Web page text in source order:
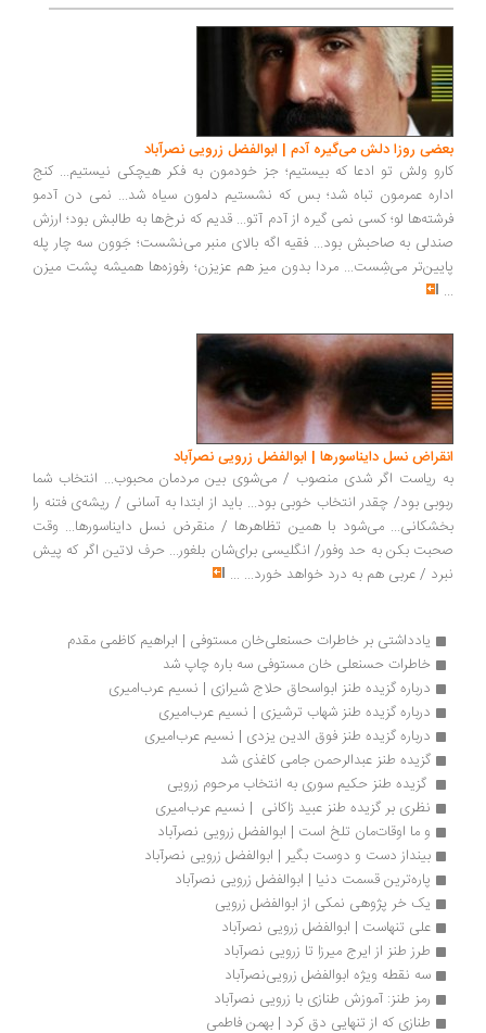
بعضی روزا دلش می‌گیره آدم | ابوالفضل زرویی نصرآباد
کارو ولش تو ادعا که بیستیم؛ جز خودمون به فکر هیچکی نیستیم... کنج
اداره عمرمون تباه شد؛ بس که نشستیم دلمون سیاه شد... نمی دن آدمو
فرشته‌ها لو؛ کسی نمی گیره از آدم آتو... قدیم که نرخ‌ها به طالبش بود؛ ارزش
صندلی به صاحبش بود... فقیه اگه بالای منبر می‌نشست؛ جَوون سه چار پله
پایین‌تر می‌شِست... مردا بدون میز هم عزیزن؛ رفوزه‌ها همیشه پشت میزن
...
انقراض نسل دایناسورها | ابوالفضل زرویی نصرآباد
به ریاست اگر شدی منصوب / می‌شوی بین مردمان محبوب... انتخاب شما
ربوبی بود/ چقدر انتخاب خوبی بود... باید از ابتدا به آسانی / ریشه‌ی فتنه را
بخشکانی... می‌شود با همین تظاهر‌ها / منقرض نسل دایناسورها... وقت
صحبت بکن به حد وفور/ انگلیسی برای‌شان بلغور... حرف لاتین اگر که پیش
نبرد / عربی هم به درد خواهد خورد... ...
یادداشتی بر خاطرات حسنعلی‌خان مستوفی | ابراهیم کاظمی مقدم
خاطرات حسنعلی خان مستوفی سه باره چاپ شد
درباره گزیده طنز ابواسحاق حلاج شیرازی | نسیم عرب‌امیری
درباره گزیده طنز شهاب ترشیزی | نسیم عرب‌امیری
درباره گزیده طنز فوق الدین یزدی | نسیم عرب‌امیری
گزیده طنز عبدالرحمن جامی کاغذی شد
گزیده طنز حکیم سوری به انتخاب مرحوم زرویی
نظری بر گزیده طنز عبید زاکانی  | نسیم عرب‌امیری
و ما اوقات‌مان تلخ است | ابوالفضل زرویی نصرآباد
بینداز دست و دوست بگیر | ابوالفضل زرویی نصرآباد
پاره‌ترين قسمت دنيا | ابوالفضل زرویی نصرآباد
یک خر پژوهی نمکی از ابوالفضل زرویی
علی تنهاست | ابوالفضل زرویی نصرآباد
طرز طنز از ایرج میرزا تا زرویی نصرآباد
سه نقطه ویژه ابوالفضل زرویی‌نصرآباد
رمز طنز: آموزش طنازی با زرویی نصرآباد
طنازی كه از تنهایی دق كرد | بهمن فاطمی